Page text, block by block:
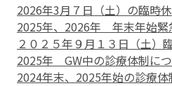
2026年3月７日（土）の臨時
2025年、2026年 年末年始緊
２０２５年９月１３日（土）
2025年 GW中の診療体制に
2024年末、2025年始の診療体